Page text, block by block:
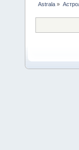
Astrala »